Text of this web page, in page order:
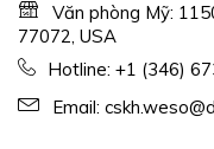
Văn phòng Mỹ:
77072, USA
Hotline: +1 (346)
Email: